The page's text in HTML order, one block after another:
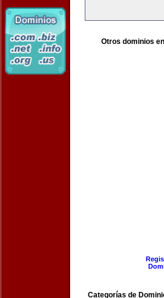
Otros dominios
Categorías de